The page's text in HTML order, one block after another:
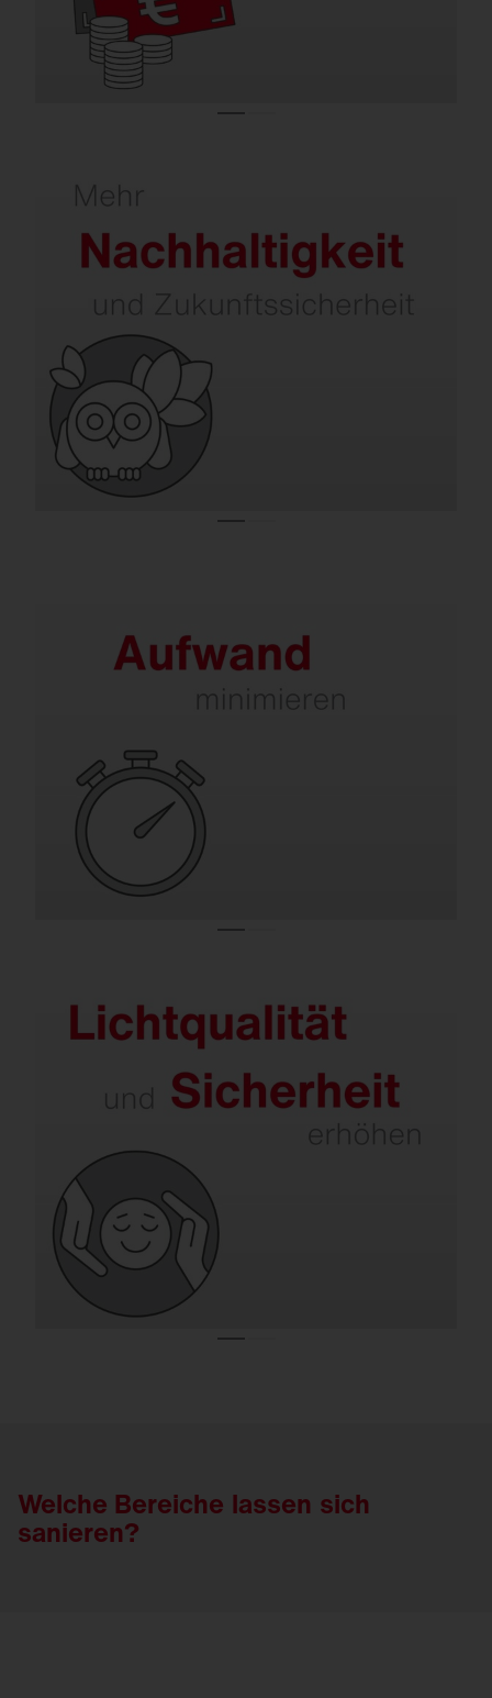
Sanieren erhöht Ihre Nachhaltigkeit.
Neben Energie- und CO₂-Einsparung
werden Themen wie Dark Sky, Umwelt- und
Artenschutz, Kreislaufwirtschaft und
intelligentes Recycling immer wichtiger.
SITECO berücksichtigt all das bereits heute.
Sanieren entlastet Ihr Team.
Alte Leuchten bedeuten regelmäßigen
Leuchtmitteltausch, Wartung und
Lösungen sind schnell montiert, langlebig
und kommen jahrelang nahezu ohne
Wartung aus.
Sanieren sorgt für bessere Ausleuchtung
und weniger Blendung.
Moderne Lösungen unterstützen
Konzentration, senken Unfallrisiken und
minimieren zugleich störende
Lichtimmissionen.
Welche Bereiche lassen sich
sanieren?